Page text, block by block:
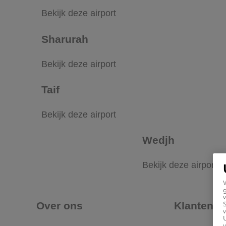
Bekijk deze airport
Sharurah
Bekijk deze airport
Taif
Bekijk deze airport
Wedjh
Bekijk deze airport
Over ons